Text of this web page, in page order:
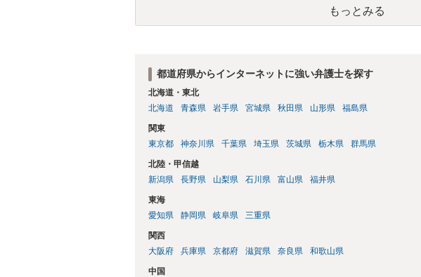
もっとみる
都道府県からインターネットに強い弁護士を探す
北海道・東北
北海道
青森県 岩手県 宮城県 秋田県 山形県 福島県
関東
東京都
神奈川県 千葉県 埼玉県 茨城県 栃木県 群馬県
北陸・甲信越
新潟県
長野県 山梨県 石川県 富山県 福井県
東海
愛知県
静岡県 岐阜県 三重県
関西
大阪府
兵庫県 京都府 滋賀県 奈良県 和歌山県
中国